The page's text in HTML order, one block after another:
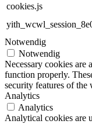
cookies.js
Notwendig
Notwendig
Necessary cookies are
function properly.
security features of the
Analytics
Analytics
Analytical cookies are